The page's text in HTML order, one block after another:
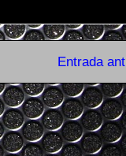
Entrada